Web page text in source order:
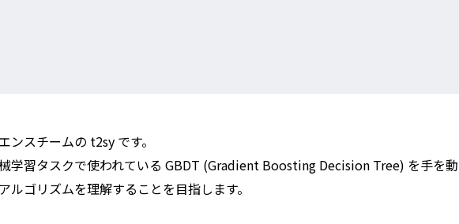
ンスチームの t2sy です。
学習タスクで使われている GBDT (Gradient Boosting Decision Tree) を手を
ルゴリズムを理解することを目指します。